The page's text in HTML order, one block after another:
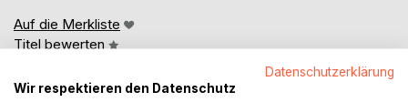
Auf die Merkliste
Titel bewerten
Datenschutzerklärung
Wir respektieren den Datenschutz